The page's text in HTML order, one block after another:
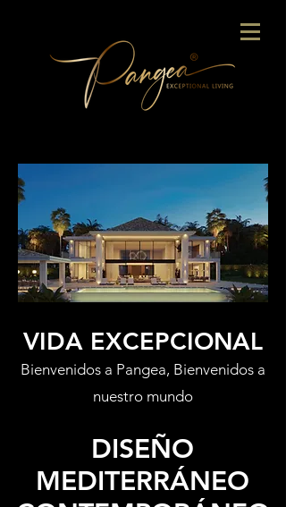
VIDA EXCEPCIONAL
Bienvenidos a Pangea, Bienvenidos a
nuestro mundo
DISEÑO
MEDITERRÁNEO